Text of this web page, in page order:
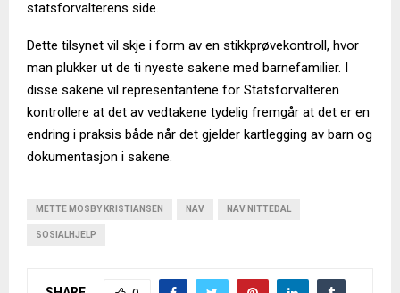
statsforvalterens side.
Dette tilsynet vil skje i form av en stikkprøvekontroll, hvor
man plukker ut de ti nyeste sakene med barnefamilier. I
disse sakene vil representantene for Statsforvalteren
kontrollere at det av vedtakene tydelig fremgår at det er en
endring i praksis både når det gjelder kartlegging av barn og
dokumentasjon i sakene.
METTE MOSBY KRISTIANSEN NAV NAV NITTEDAL
SOSIALHJELP